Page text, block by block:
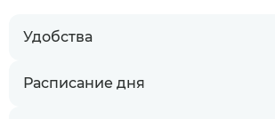
Удобства
Расписание дня